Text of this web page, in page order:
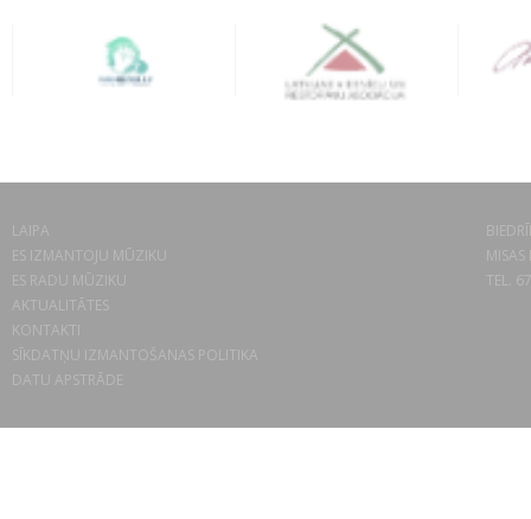
LAIPA
ES IZMANTOJU MŪZIKU
ES RADU MŪZIKU
AKTUALITĀTES
KONTAKTI
SĪKDATŅU IZMANTOŠANAS POLITIKA
DATU APSTRĀDE
TEL.